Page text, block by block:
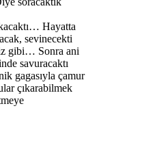
Hayatta
sevinecekti
gibi… Sonra ani
savuracaktı
gagasıyla çamur
çıkarabilmek